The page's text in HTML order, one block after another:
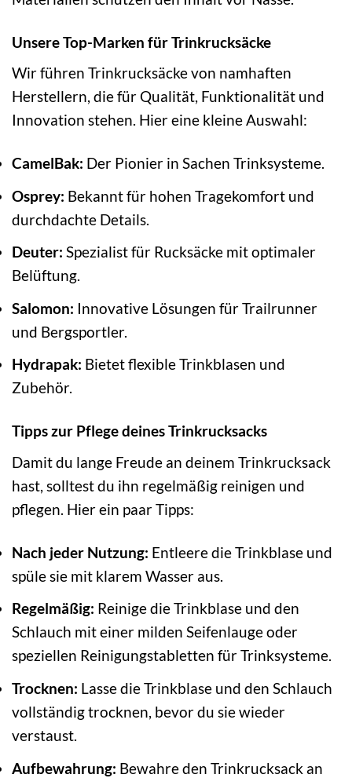
Unsere Top-Marken für Trinkrucksäcke
Wir führen Trinkrucksäcke von namhaften
Herstellern, die für Qualität, Funktionalität und
Innovation stehen. Hier eine kleine Auswahl:
CamelBak: Der Pionier in Sachen Trinksysteme.
Osprey: Bekannt für hohen Tragekomfort und
durchdachte Details.
Deuter: Spezialist für Rucksäcke mit optimaler
Belüftung.
Salomon: Innovative Lösungen für Trailrunner
und Bergsportler.
Hydrapak: Bietet flexible Trinkblasen und
Zubehör.
Tipps zur Pflege deines Trinkrucksacks
Damit du lange Freude an deinem Trinkrucksack
hast, solltest du ihn regelmäßig reinigen und
pflegen. Hier ein paar Tipps:
Nach jeder Nutzung: Entleere die Trinkblase und
spüle sie mit klarem Wasser aus.
Regelmäßig: Reinige die Trinkblase und den
Schlauch mit einer milden Seifenlauge oder
speziellen Reinigungstabletten für Trinksysteme.
Trocknen: Lasse die Trinkblase und den Schlauch
vollständig trocknen, bevor du sie wieder
verstaust.
Aufbewahrung: Bewahre den Trinkrucksack an